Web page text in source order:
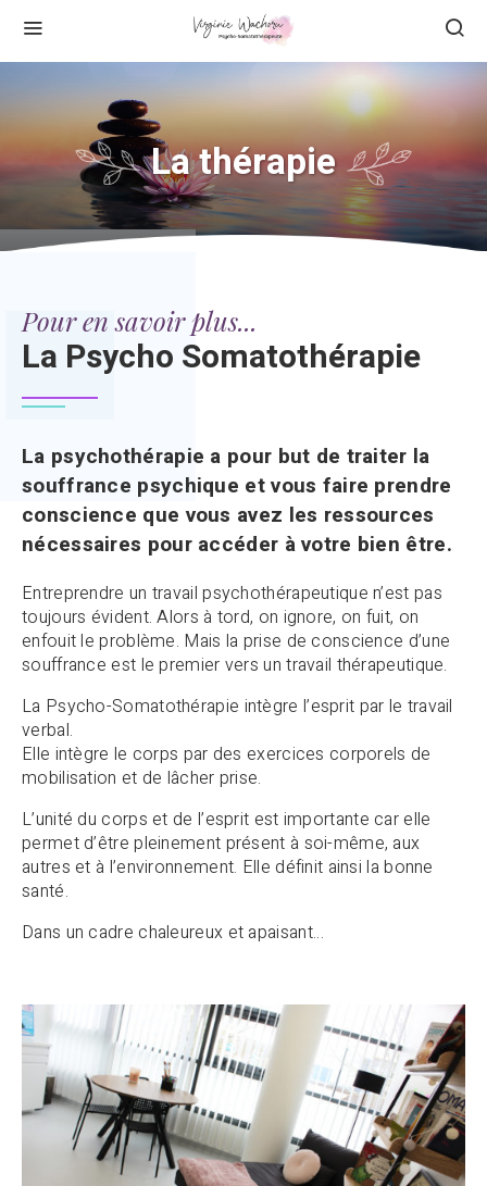
La thérapie
Pour en savoir plus...
La Psycho Somatothérapie
La psychothérapie a pour but de traiter la
souffrance psychique et vous faire prendre
conscience que vous avez les ressources
nécessaires pour accéder à votre bien être.
Entreprendre un travail psychothérapeutique n’est pas
toujours évident. Alors à tord, on ignore, on fuit, on
enfouit le problème. Mais la prise de conscience d’une
souffrance est le premier vers un travail thérapeutique.
La Psycho-Somatothérapie intègre l’esprit par le travail
verbal.
Elle intègre le corps par des exercices corporels de
mobilisation et de lâcher prise.
L’unité du corps et de l’esprit est importante car elle
permet d’être pleinement présent à soi-même, aux
autres et à l’environnement. Elle définit ainsi la bonne
santé.
Dans un cadre chaleureux et apaisant…